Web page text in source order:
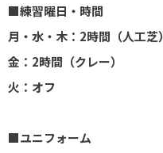
■練習曜日・時間
月・水・木：2時間（人工芝）
金：2時間（クレー）
火：オフ
■ユニフォーム